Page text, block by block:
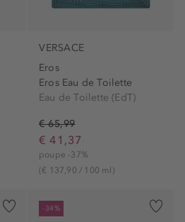
VERSACE
Eros
Eros Eau de Toilette
Eau de Toilette (EdT)
€ 65,99
€ 41,37
poupe -37%
(€ 137,90 / 100 ml)
-34%